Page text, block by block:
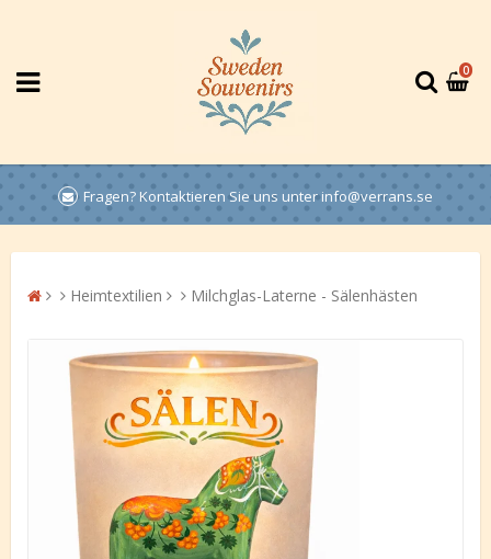
0
Fragen? Kontaktieren Sie uns unter info@verrans.se
Heimtextilien Milchglas-Laterne - Sälenhästen